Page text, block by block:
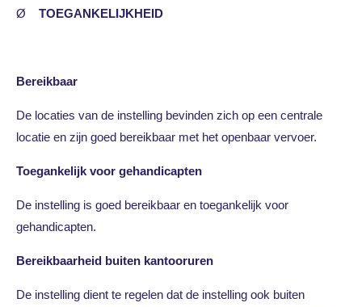
Ø TOEGANKELIJKHEID
Bereikbaar
De locaties van de instelling bevinden zich op een centrale
locatie en zijn goed bereikbaar met het openbaar vervoer.
Toegankelijk voor gehandicapten
De instelling is goed bereikbaar en toegankelijk voor
gehandicapten.
Bereikbaarheid buiten kantooruren
De instelling dient te regelen dat de instelling ook buiten